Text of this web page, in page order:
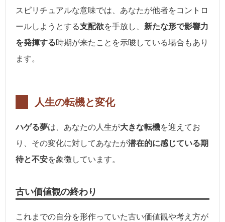
スピリチュアルな意味では、あなたが他者をコントロ
ールしようとする支配欲を手放し、 新たな形で影響力
を発揮する時期が来たことを示唆している場合もあり
ます。
人生の転機と変化
ハゲる夢は、あなたの人生が大きな転機を迎えてお
り、その変化に対してあなたが潜在的に感じている期
待と不安を象徴しています。
古い価値観の終わり
これまでの自分を形作っていた古い価値観や考え方が